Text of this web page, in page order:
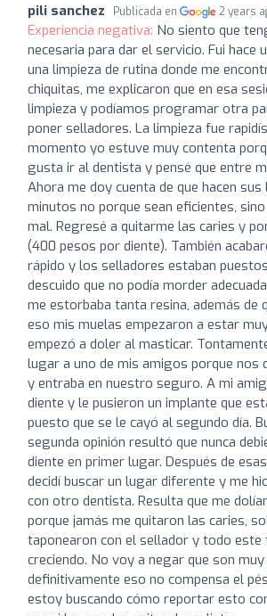
pili sanchez Publicada en 2 years
Experiencia negativa: No siento que
necesaria para dar el servicio. Fui hace
una limpieza de rutina donde me
chiquitas, me explicaron que en esa
limpieza y podíamos programar otra
poner selladores. La limpieza fue
momento yo estuve muy contenta
gusta ir al dentista y pensé que entre
Ahora me doy cuenta de que hacen sus
minutos no porque sean eficientes,
mal. Regresé a quitarme las caries y
(400 pesos por diente). También
rápido y los selladores estaban
descuido que no podía morder
me estorbaba tanta resina, además de
eso mis muelas empezaron a estar
empezó a doler al masticar.
lugar a uno de mis amigos porque nos
y entraba en nuestro seguro. A mi
diente y le pusieron un implante que
puesto que se le cayó al segundo día.
segunda opinión resultó que nunca
diente en primer lugar. Después de
decidí buscar un lugar diferente y me
con otro dentista. Resulta que me
porque jamás me quitaron las caries,
taponearon con el sellador y todo este
creciendo. No voy a negar que son
definitivamente eso no compensa el
estoy buscando cómo reportar esto